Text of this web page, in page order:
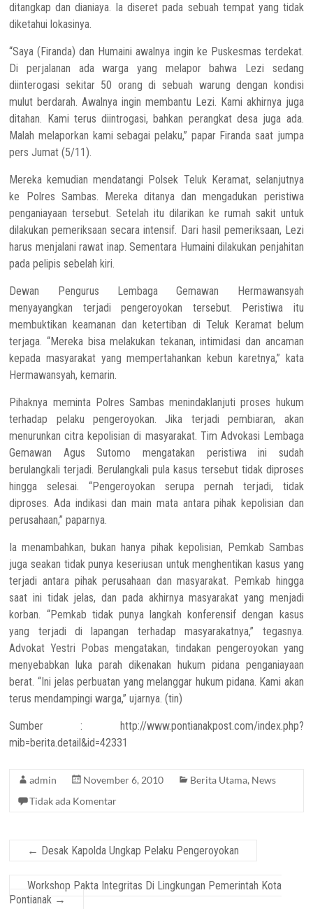
ditangkap dan dianiaya. Ia diseret pada sebuah tempat yang tidak
diketahui lokasinya.
“Saya (Firanda) dan Humaini awalnya ingin ke Puskesmas terdekat.
Di perjalanan ada warga yang melapor bahwa Lezi sedang
diinterogasi sekitar 50 orang di sebuah warung dengan kondisi
mulut berdarah. Awalnya ingin membantu Lezi. Kami akhirnya juga
ditahan. Kami terus diintrogasi, bahkan perangkat desa juga ada.
Malah melaporkan kami sebagai pelaku,” papar Firanda saat jumpa
pers Jumat (5/11).
Mereka kemudian mendatangi Polsek Teluk Keramat, selanjutnya
ke Polres Sambas. Mereka ditanya dan mengadukan peristiwa
penganiayaan tersebut. Setelah itu dilarikan ke rumah sakit untuk
dilakukan pemeriksaan secara intensif. Dari hasil pemeriksaan, Lezi
harus menjalani rawat inap. Sementara Humaini dilakukan penjahitan
pada pelipis sebelah kiri.
Dewan Pengurus Lembaga Gemawan Hermawansyah
menyayangkan terjadi pengeroyokan tersebut. Peristiwa itu
membuktikan keamanan dan ketertiban di Teluk Keramat belum
terjaga. “Mereka bisa melakukan tekanan, intimidasi dan ancaman
kepada masyarakat yang mempertahankan kebun karetnya,” kata
Hermawansyah, kemarin.
Pihaknya meminta Polres Sambas menindaklanjuti proses hukum
terhadap pelaku pengeroyokan. Jika terjadi pembiaran, akan
menurunkan citra kepolisian di masyarakat. Tim Advokasi Lembaga
Gemawan Agus Sutomo mengatakan peristiwa ini sudah
berulangkali terjadi. Berulangkali pula kasus tersebut tidak diproses
hingga selesai. “Pengeroyokan serupa pernah terjadi, tidak
diproses. Ada indikasi dan main mata antara pihak kepolisian dan
perusahaan,” paparnya.
Ia menambahkan, bukan hanya pihak kepolisian, Pemkab Sambas
juga seakan tidak punya keseriusan untuk menghentikan kasus yang
terjadi antara pihak perusahaan dan masyarakat. Pemkab hingga
saat ini tidak jelas, dan pada akhirnya masyarakat yang menjadi
korban. “Pemkab tidak punya langkah konferensif dengan kasus
yang terjadi di lapangan terhadap masyarakatnya,” tegasnya.
Advokat Yestri Pobas mengatakan, tindakan pengeroyokan yang
menyebabkan luka parah dikenakan hukum pidana penganiayaan
berat. “Ini jelas perbuatan yang melanggar hukum pidana. Kami akan
terus mendampingi warga,” ujarnya. (tin)
Sumber : http://www.pontianakpost.com/index.php?
mib=berita.detail&id=42331
admin November 6, 2010 Berita Utama, News
Tidak ada Komentar
← Desak Kapolda Ungkap Pelaku Pengeroyokan
Workshop Pakta Integritas Di Lingkungan Pemerintah Kota
Pontianak →